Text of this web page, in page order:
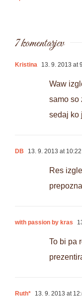
7 komentarjev
Kristina 13. 9. 2013 at
Waw
samo so
sedaj ko
DB 13. 9. 2013 at 10:22
Res
with passion by kras
To bi pa
Ruth* 13. 9. 2013 at